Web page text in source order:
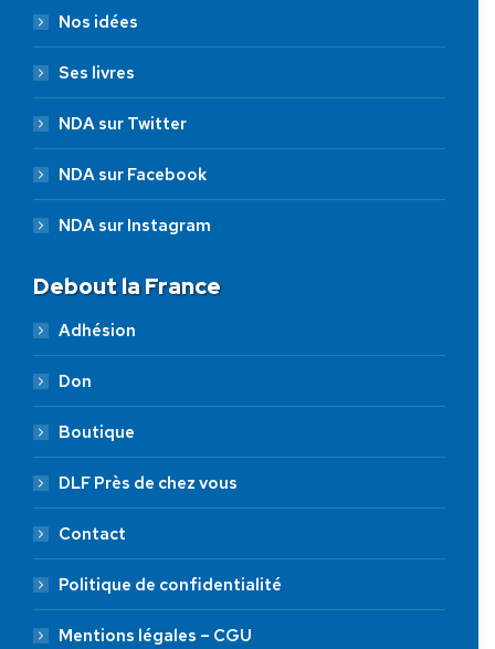
Nos idées
Ses livres
NDA sur Twitter
NDA sur Facebook
NDA sur Instagram
Debout la France
Adhésion
Don
Boutique
DLF Près de chez vous
Contact
Politique de confidentialité
Mentions légales – CGU